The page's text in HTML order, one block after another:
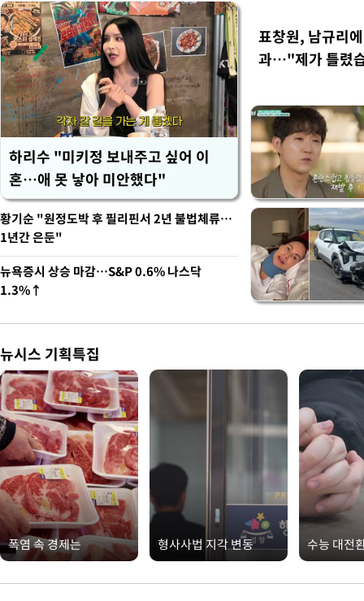
하리수 "미키정 보내주고 싶어 이
혼…애 못 낳아 미안했다"
표창원, 남규리
과…"제가 틀렸
황기순 "원정도박 후 필리핀서 2년 불법체류…
1년간 은둔"
뉴욕증시 상승 마감…S&P 0.6% 나스닥
1.3%↑
뉴시스 기획특집
폭염 속 경제는 형사사법 지각 변동 수능 대전